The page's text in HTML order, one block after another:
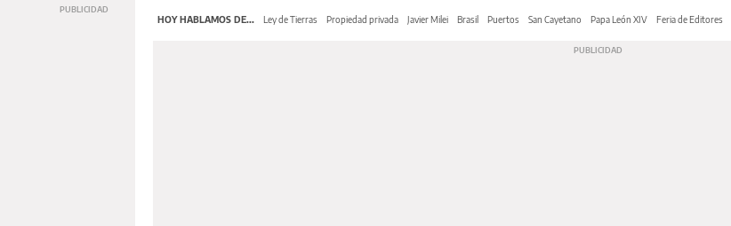
HOY HABLAMOS DE... Ley de Tierras Propiedad privada Javier Milei Brasil Puertos San Cayetano Papa León XIV Feria de Editores